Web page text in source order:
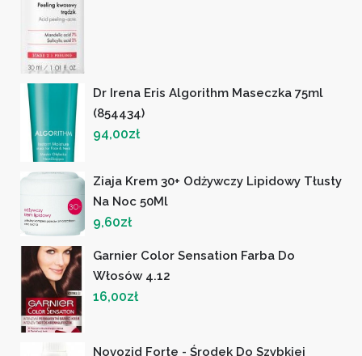
Dr Irena Eris Algorithm Maseczka 75ml
(854434)
94,00zł
Ziaja Krem 30+ Odżywczy Lipidowy Tłusty
Na Noc 50Ml
9,60zł
Garnier Color Sensation Farba Do
Włosów 4.12
16,00zł
Novozid Forte - Środek Do Szybkiej